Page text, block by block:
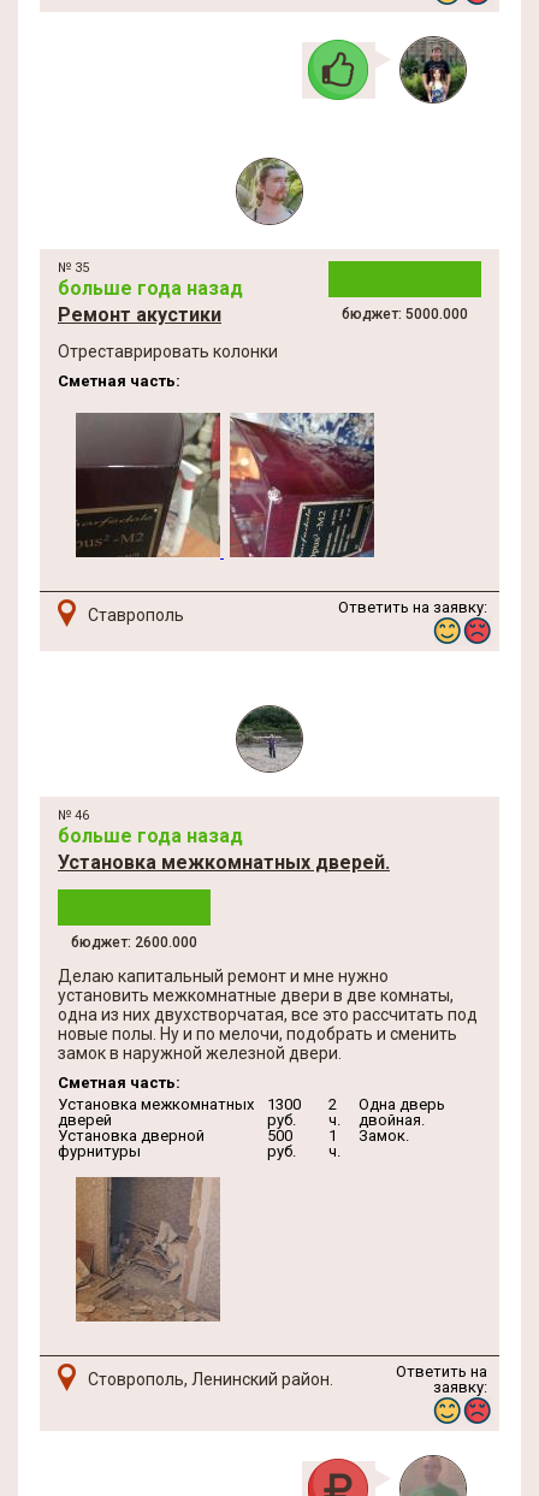
№ 35
больше года назад
Ремонт акустики
бюджет: 5000.000
Отреставрировать колонки
Сметная часть:
Ставрополь Ответить на заявку:
№ 46
больше года назад
Установка межкомнатных дверей.
бюджет: 2600.000
Делаю капитальный ремонт и мне нужно
установить межкомнатные двери в две комнаты,
одна из них двухстворчатая, все это рассчитать под
новые полы. Ну и по мелочи, подобрать и сменить
замок в наружной железной двери.
Сметная часть:
Установка межкомнатных
дверей
1300
руб.
2
ч.
Одна дверь
двойная.
Установка дверной
фурнитуры
500
руб.
1
ч.
Замок.
Стоврополь, Ленинский район.
Ответить на
заявку: